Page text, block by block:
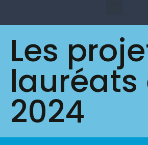
Les
lauréats
2024